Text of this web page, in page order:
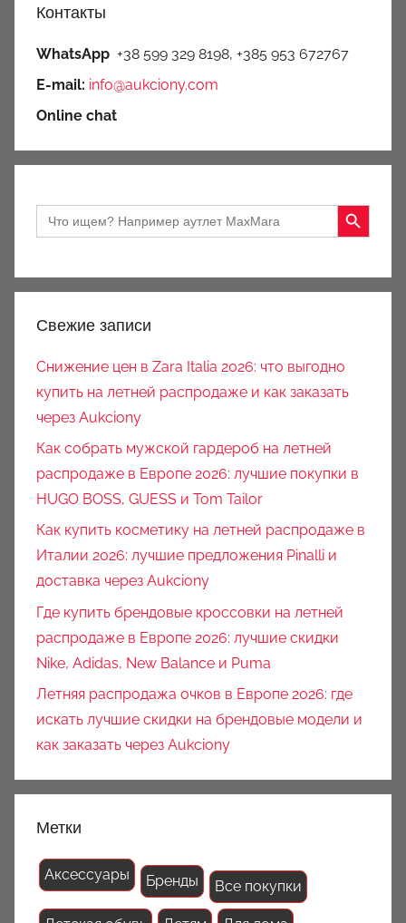
Контакты
WhatsApp +38 599 329 8198, +385 953 672767
E-mail: info@aukciony.com
Online chat
Search
for:
Search Button
Свежие записи
Снижение цен в Zara Italia 2026: что выгодно
купить на летней распродаже и как заказать
через Aukciony
Как собрать мужской гардероб на летней
распродаже в Европе 2026: лучшие покупки в
HUGO BOSS, GUESS и Tom Tailor
Как купить косметику на летней распродаже в
Италии 2026: лучшие предложения Pinalli и
доставка через Aukciony
Где купить брендовые кроссовки на летней
распродаже в Европе 2026: лучшие скидки
Nike, Adidas, New Balance и Puma
Летняя распродажа очков в Европе 2026: где
искать лучшие скидки на брендовые модели и
как заказать через Aukciony
Метки
Аксессуары Бренды Все покупки